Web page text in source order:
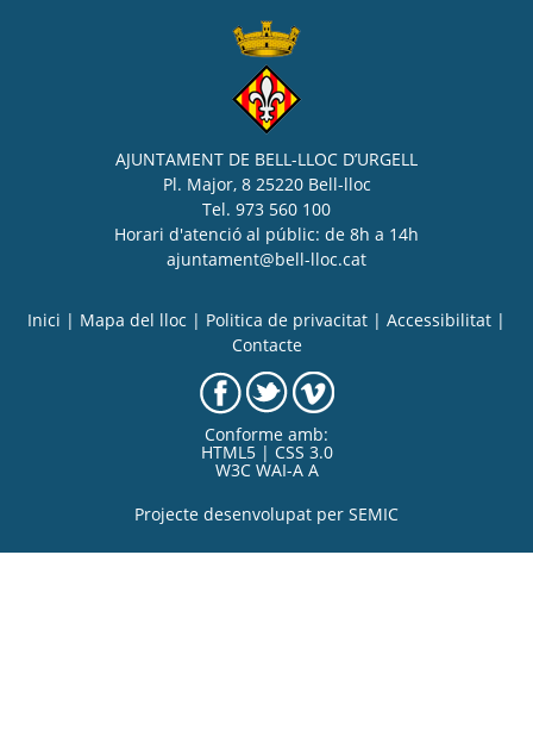
AJUNTAMENT DE BELL-LLOC D’URGELL
Pl. Major, 8 25220 Bell-lloc
Tel. 973 560 100
Horari d'atenció al públic: de 8h a 14h
ajuntament@bell-lloc.cat
Inici | Mapa del lloc | Politica de privacitat | Accessibilitat |
Contacte
Conforme amb:
HTML5 | CSS 3.0
W3C WAI-A A
Projecte desenvolupat per SEMIC